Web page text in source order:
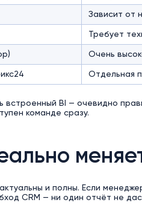
Зависит от
Требует
Очень
Отдельная
встроенный BI — очевидно
команде сразу.
и полны. Если
CRM — ни один отчёт не